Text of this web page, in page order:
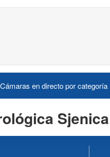
Cámaras en directo por categoría
Sjenica